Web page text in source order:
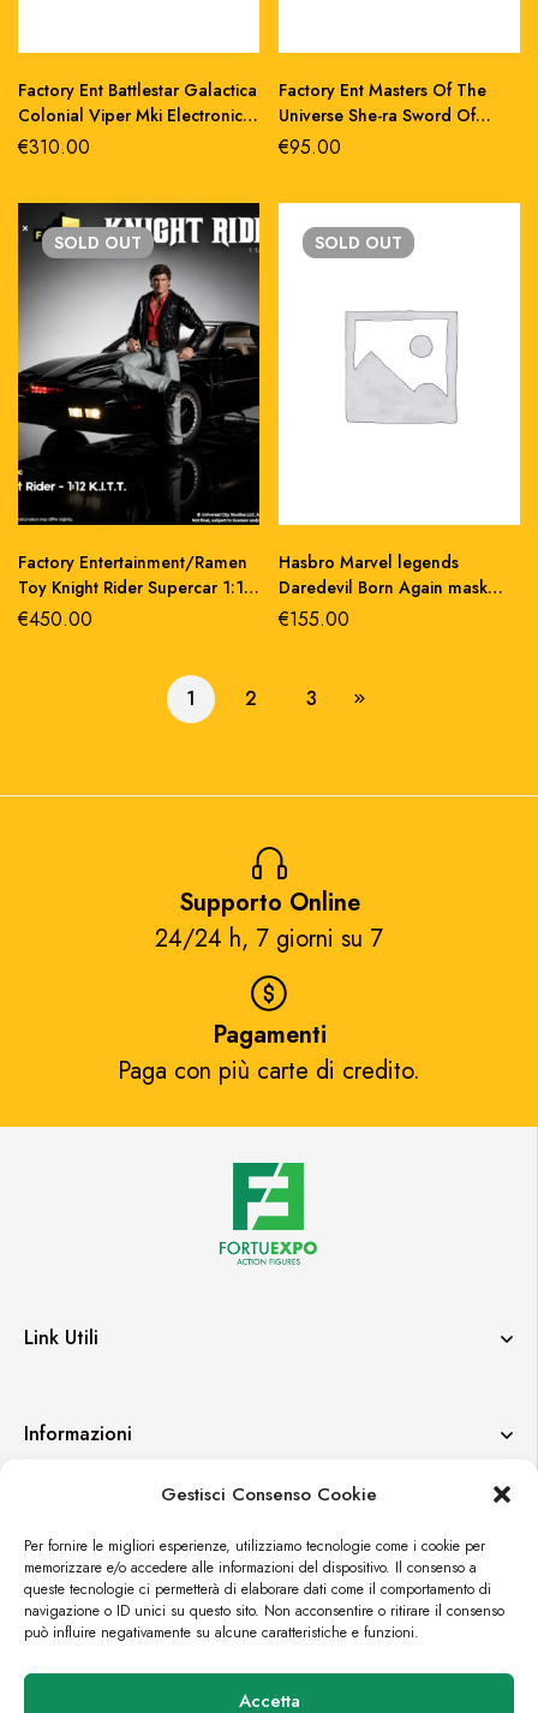
Gestisci Consenso Cookie
Per fornire le migliori esperienze, utilizziamo tecnologie come i cookie per
memorizzare e/o accedere alle informazioni del dispositivo. Il consenso a
queste tecnologie ci permetterà di elaborare dati come il comportamento di
navigazione o ID unici su questo sito. Non acconsentire o ritirare il consenso
può influire negativamente su alcune caratteristiche e funzioni.
Accetta
Factory Ent Battlestar Galactica
Colonial Viper Mki Electronic
Vehicle + Lieutenant Boomer
€310.00
Factory Ent Masters Of The
Universe She-ra Sword Of
Protection Larp Stunt Prop
€95.00
SOLD OUT
Factory Entertainment/Ramen
Toy Knight Rider Supercar 1:12
Scale Kitt Vehicle & Michael
€450.00
SOLD OUT
Hasbro Marvel legends
Daredevil Born Again mask
replica 1/1 pvc
€155.00
1 2 3
Supporto Online
24/24 h, 7 giorni su 7​
Pagamenti
Paga con più carte di credito.​
Link Utili
Informazioni
© FORTUEXPO